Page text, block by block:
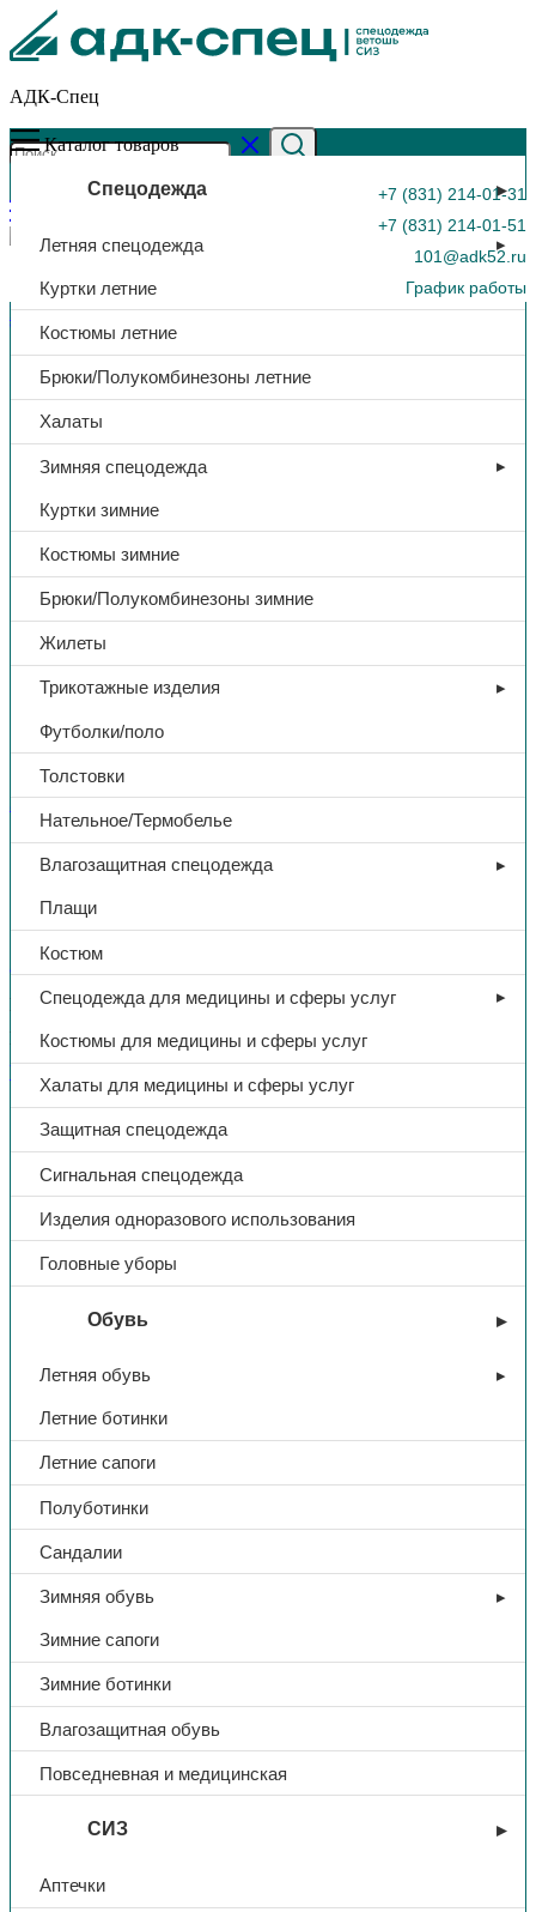
АДК-Спец
+7 (831) 214-01-31
+7 (831) 214-01-51
101@adk52.ru
График работы
0
Каталог товаров
Спецодежда
Летняя спецодежда
Куртки летние
Костюмы летние
Брюки/Полукомбинезоны летние
Халаты
Зимняя спецодежда
Куртки зимние
Костюмы зимние
Брюки/Полукомбинезоны зимние
Жилеты
Трикотажные изделия
Футболки/поло
Толстовки
Нательное/Термобелье
Влагозащитная спецодежда
Плащи
Костюм
Спецодежда для медицины и сферы услуг
Костюмы для медицины и сферы услуг
Халаты для медицины и сферы услуг
Защитная спецодежда
Сигнальная спецодежда
Изделия одноразового использования
Головные уборы
Обувь
Летняя обувь
Летние ботинки
Летние сапоги
Полуботинки
Сандалии
Зимняя обувь
Зимние сапоги
Зимние ботинки
Влагозащитная обувь
Повседневная и медицинская
СИЗ
Аптечки
Главная страница»Каталог»Фартук спилковый, (серый)
Защитная спецодежда
Фартук спилковый, (серый)
Категории:Защитная спецодежда,Спецодежда
Поделиться:
Поделиться в Telegram
Поделиться в
Whatsapp
Доп. информация
Тип
Материал спилок